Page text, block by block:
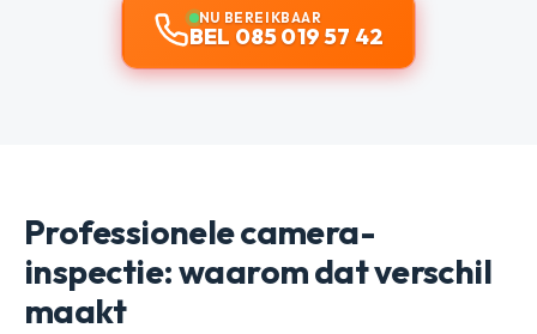
NU BEREIKBAAR
BEL 085 019 57 42
Professionele camera-
inspectie: waarom dat verschil
maakt